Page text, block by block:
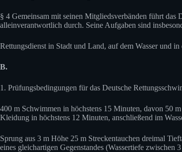
§ 4 Gemeinsam mit seinen Mitgliedsverbänden führt
alleinverantwortlich durch. Seine Aufgaben sind
Rettungsdienst in Stadt und Land, auf dem Wasser und in
B.
1. Prüfungsbedingungen für das Deutsche
400 m Schwimmen in höchstens 15 Minuten, davon 50
Kleidung in höchstens 12 Minuten, anschließend im
Sprung aus 3 m Höhe 25 m Streckentauchen dreimal
eines gleichartigen Gegenstandes (Wassertiefe zwischen